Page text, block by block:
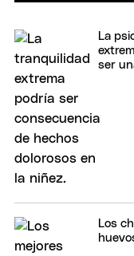
La
ser
Los